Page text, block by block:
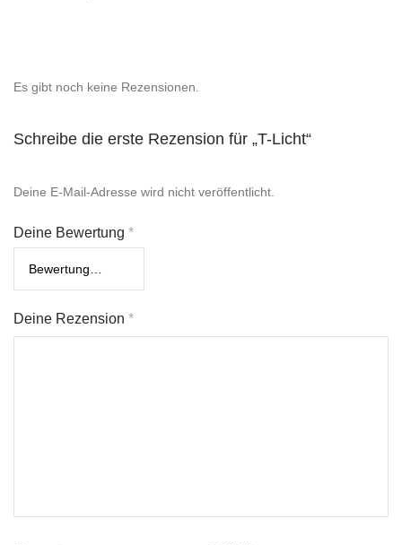
Es gibt noch keine Rezensionen.
Schreibe die erste Rezension für „T-Licht“
Deine E-Mail-Adresse wird nicht veröffentlicht.
Deine Bewertung *
Deine Rezension *